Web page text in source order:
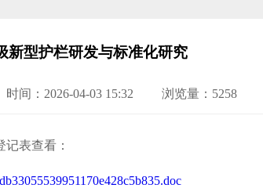
新型护栏研发与标准化研究
时间：2026-04-03 15:32 浏览量：5258
表查看：